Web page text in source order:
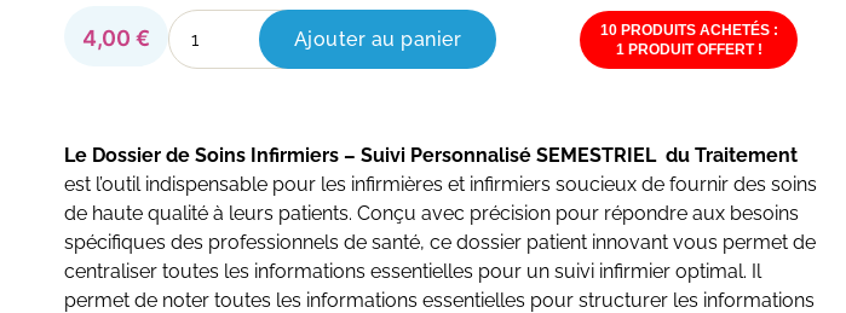
notations
4,00€
10 PRODUITS ACHETÉS :
1 PRODUIT OFFERT !
quantité
de
Dossier
suivi
traitement
Ajouter au panier
Le Dossier de Soins Infirmiers – Suivi Personnalisé SEMESTRIEL du Traitement
est l’outil indispensable pour les infirmières et infirmiers soucieux de fournir des soins
de haute qualité à leurs patients. Conçu avec précision pour répondre aux besoins
spécifiques des professionnels de santé, ce dossier patient innovant vous permet de
centraliser toutes les informations essentielles pour un suivi infirmier optimal. Il
permet de noter toutes les informations essentielles pour structurer les informations